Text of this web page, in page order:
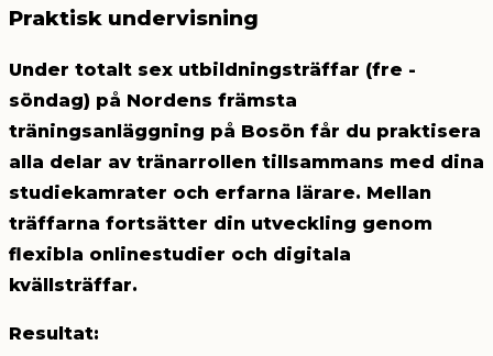
Praktisk undervisning
Under totalt sex utbildningsträffar (fre -
söndag) på Nordens främsta
träningsanläggning på Bosön får du praktisera
alla delar av tränarrollen tillsammans med dina
studiekamrater och erfarna lärare. Mellan
träffarna fortsätter din utveckling genom
flexibla onlinestudier och digitala
kvällsträffar.
Resultat: